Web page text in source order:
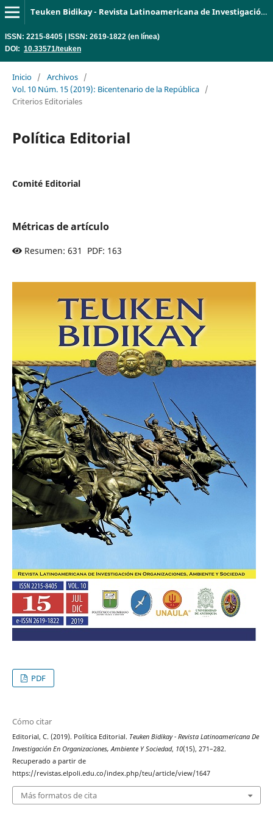
Teuken Bidikay - Revista Latinoamericana de Investigación en Organizaciones, Ambiente y Sociedad
ISSN: 2215-8405 | ISSN: 2619-1822 (en línea)
DOI: 10.33571/teuken
Inicio / Archivos /
Vol. 10 Núm. 15 (2019): Bicentenario de la República /
Criterios Editoriales
Política Editorial
Comité Editorial
Métricas de artículo
Resumen: 631 PDF: 163
PDF
Cómo citar
Editorial, C. (2019). Política Editorial. Teuken Bidikay - Revista Latinoamericana De
Investigación En Organizaciones, Ambiente Y Sociedad, 10(15), 271–282.
Recuperado a partir de
https://revistas.elpoli.edu.co/index.php/teu/article/view/1647
Más formatos de cita